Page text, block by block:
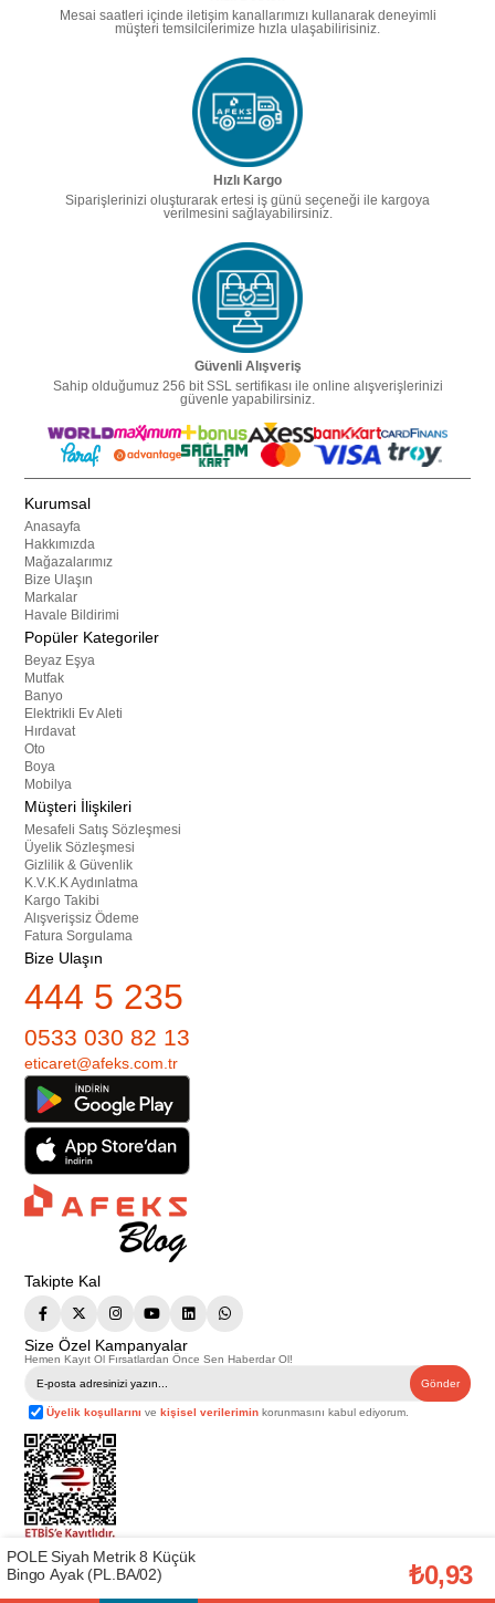
Mesai saatleri içinde iletişim kanallarımızı kullanarak deneyimli
müşteri temsilcilerimize hızla ulaşabilirisiniz.
Hızlı Kargo
Siparişlerinizi oluşturarak ertesi iş günü seçeneği ile kargoya
verilmesini sağlayabilirsiniz.
Güvenli Alışveriş
Sahip olduğumuz 256 bit SSL sertifikası ile online alışverişlerinizi
güvenle yapabilirsiniz.
Kurumsal
Anasayfa
Hakkımızda
Mağazalarımız
Bize Ulaşın
Markalar
Havale Bildirimi
Popüler Kategoriler
Beyaz Eşya
Mutfak
Banyo
Elektrikli Ev Aleti
Hırdavat
Oto
Boya
Mobilya
Müşteri İlişkileri
Mesafeli Satış Sözleşmesi
Üyelik Sözleşmesi
Gizlilik & Güvenlik
K.V.K.K Aydınlatma
Kargo Takibi
Alışverişsiz Ödeme
Fatura Sorgulama
Bize Ulaşın
444 5 235
0533 030 82 13
eticaret@afeks.com.tr
Takipte Kal
Size Özel Kampanyalar
Hemen Kayıt Ol Fırsatlardan Önce Sen Haberdar Ol!
Gönder
Üyelik koşullarını vekişisel verilerimin korunmasını kabul ediyorum.
Telif Hakkı © 2026Afeks Yapı Market
. Tüm hakları saklıdır.
Bu web sitesindeki tüm ürünler ticari amaçlıdır. Web sitemizde yer alan
görsel ve yazılı içerikler firmamıza ait olup, firmamızın yazılı izni alınmadan
POLE Siyah Metrik 8 Küçük
Bingo Ayak (PL.BA/02)
₺0,93